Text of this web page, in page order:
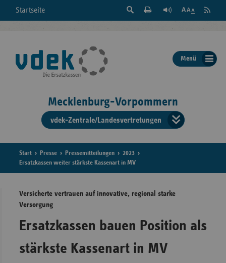
Startseite
Suche
der
Seite
Feed
Menü
Mecklenburg-Vorpommern
vdek-Zentrale/Landesvertretungen
der
Start Presse Pressemitteilungen
2023
Ersatzkassen weiter stärkste Kassenart in MV
Versicherte vertrauen auf innovative, regional starke
Versorgung
Ersatzkassen bauen Position als
stärkste Kassenart in MV